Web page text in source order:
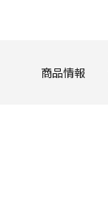
商品情報